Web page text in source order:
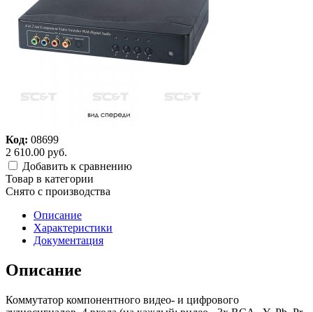
Код: 08699
2 610.00 руб.
Добавить к сравнению
Товар в категории
Снято c производства
Описание
Характеристики
Документация
Описание
Коммутатор компонентного видео- и цифрового